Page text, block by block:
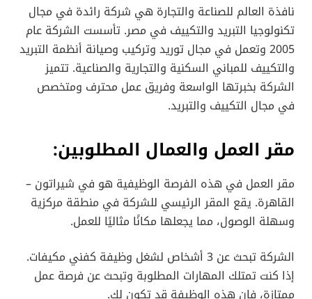
نافذة العالم للصناعة والتجارة هي شركة رائدة في مجال
تكنولوجيا التبريد والتكييف في مصر. تأسست الشركة عام
2005 وتعمل في مجال توريد وتركيب وصيانة أنظمة التبريد
والتكييف للمباني السكنية والتجارية والصناعية. تتميز
الشركة بخبرتها الواسعة وفريق عمل محترف ومتخصص
في مجال التكييف والتبريد.
مقر العمل والعمال المطلوبين:
مقر العمل في هذه الفرصة الوظيفية هو في شيراتون –
القاهرة. يقع المقر الرئيسي للشركة في منطقة مركزية
وسهلة الوصول، مما يجعلها مكانًا مثاليًا للعمل.
الشركة تبحث عن 3 أشخاص لشغل وظيفة كفني مكيفات.
إذا كنت تمتلك المهارات المطلوبة وتبحث عن فرصة عمل